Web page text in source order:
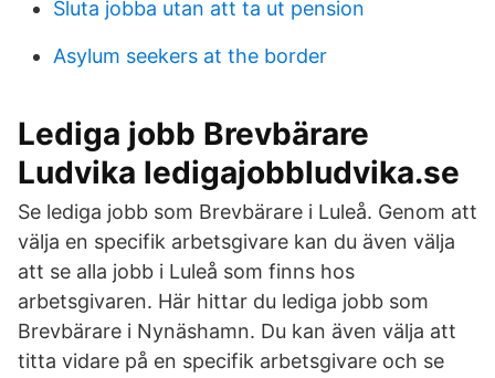
Sluta jobba utan att ta ut pension
Asylum seekers at the border
Lediga jobb Brevbärare
Ludvika ledigajobbludvika.se
Se lediga jobb som Brevbärare i Luleå. Genom att
välja en specifik arbetsgivare kan du även välja
att se alla jobb i Luleå som finns hos
arbetsgivaren. Här hittar du lediga jobb som
Brevbärare i Nynäshamn. Du kan även välja att
titta vidare på en specifik arbetsgivare och se